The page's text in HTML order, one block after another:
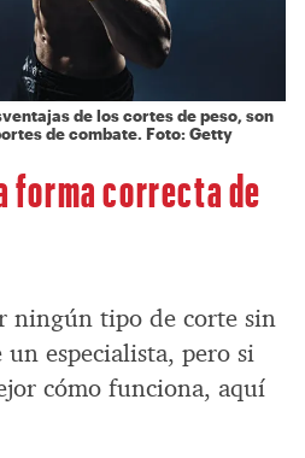
de los cortes de peso, son
de combate. Foto: Getty
forma correcta de
ningún tipo de corte sin
especialista, pero si
cómo funciona, aquí